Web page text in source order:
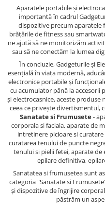
Aparatele portabile și
importantă în cadrul
dispozitive precum aparatele
brățările de fitness sau
ne ajută să ne monitorizăm
sau să ne conectăm la lumea
În concluzie, Gadgeturile și
esențială în viața modernă,
electronice portabile și
cu acumulator până la accesorii
și electrocasnice, aceste
ceea ce privește divertismentul,
Sanatate si Frumusete-
corporala si faciala, aparate de
intretinere picioare si
curatarea tenului de puncte
tenului si pielii fetei, aparate
epilare definitiva,
Sanatatea si frumusetea sunt
categoria "Sanatate si
și dispozitive de îngrijire
păstrăm un